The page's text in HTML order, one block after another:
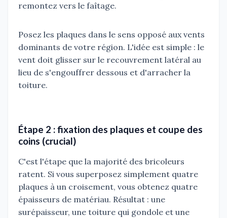
remontez vers le faîtage.
Posez les plaques dans le sens opposé aux vents
dominants de votre région. L'idée est simple : le
vent doit glisser sur le recouvrement latéral au
lieu de s'engouffrer dessous et d'arracher la
toiture.
Étape 2 : fixation des plaques et coupe des
coins (crucial)
C'est l'étape que la majorité des bricoleurs
ratent. Si vous superposez simplement quatre
plaques à un croisement, vous obtenez quatre
épaisseurs de matériau. Résultat : une
surépaisseur, une toiture qui gondole et une